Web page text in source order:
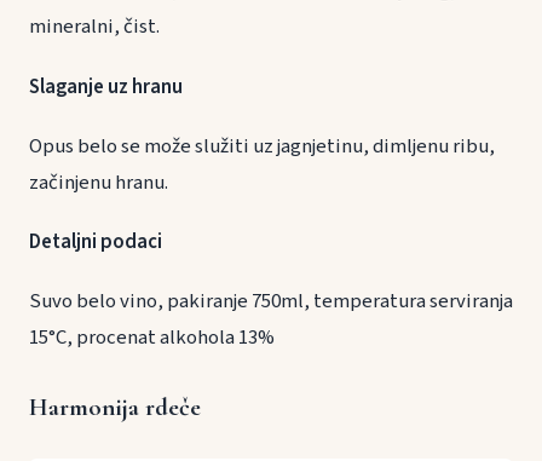
mineralni, čist.
Slaganje uz hranu
Opus belo se može služiti uz jagnjetinu, dimljenu ribu,
začinjenu hranu.
Detaljni podaci
Suvo belo vino, pakiranje 750ml, temperatura serviranja
15°C, procenat alkohola 13%
Harmonija rdeče